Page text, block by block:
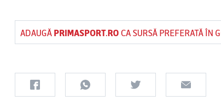
ADAUGĂ PRIMASPORT.ROCA SURSĂ PREFERATĂ ÎN